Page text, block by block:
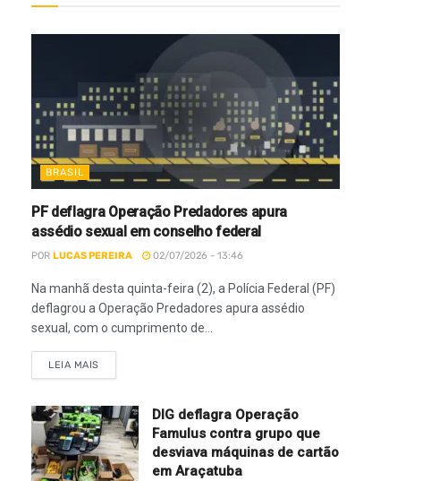
BRASIL
PF deflagra Operação Predadores apura
assédio sexual em conselho federal
POR LUCAS PEREIRA 02/07/2026 - 13:46
Na manhã desta quinta-feira (2), a Polícia Federal (PF)
deflagrou a Operação Predadores apura assédio
sexual, com o cumprimento de...
LEIA MAIS
DIG deflagra Operação
Famulus contra grupo que
desviava máquinas de cartão
em Araçatuba